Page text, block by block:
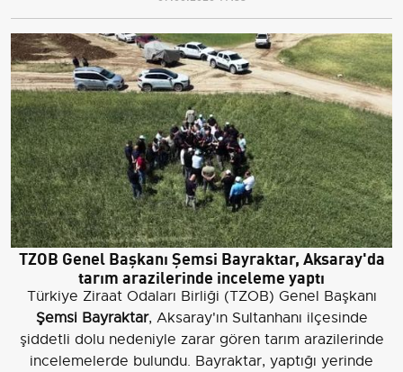
TZOB Genel Başkanı Şemsi Bayraktar, Aksaray'da
tarım arazilerinde inceleme yaptı
Türkiye Ziraat Odaları Birliği (TZOB) Genel Başkanı
Şemsi Bayraktar, Aksaray'ın Sultanhanı ilçesinde
şiddetli dolu nedeniyle zarar gören tarım arazilerinde
incelemelerde bulundu. Bayraktar, yaptığı yerinde